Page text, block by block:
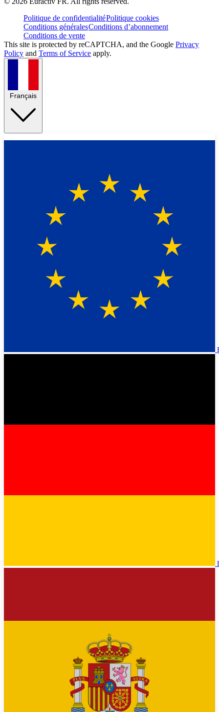
Politique de confidentialitéPolitique cookies
Conditions généralesConditions d’abonnement
Conditions de vente
This site is protected by reCAPTCHA, and the Google Privacy
Policy and Terms of Service apply.
Français